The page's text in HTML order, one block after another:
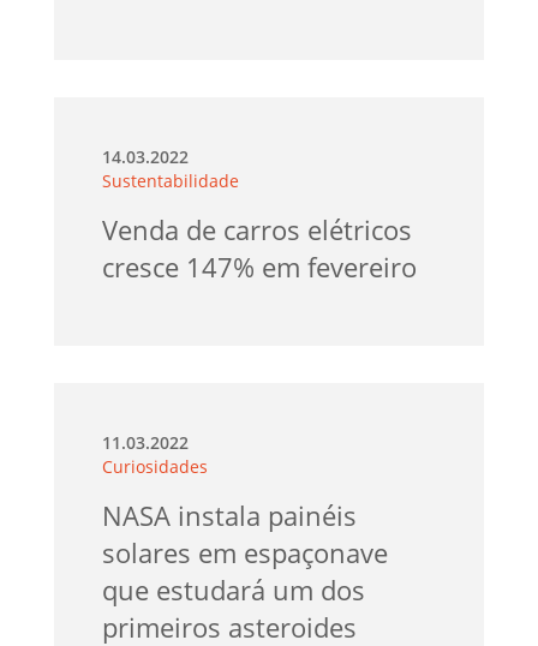
14.03.2022
Sustentabilidade
Venda de carros elétricos
cresce 147% em fevereiro
11.03.2022
Curiosidades
NASA instala painéis
solares em espaçonave
que estudará um dos
primeiros asteroides